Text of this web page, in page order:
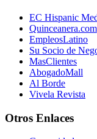
EC Hispanic
Quinceanera.com
EmpleosLatino
Su Socio de
MasClientes
AbogadoMall
Al Borde
Vivela Revista
Otros Enlaces